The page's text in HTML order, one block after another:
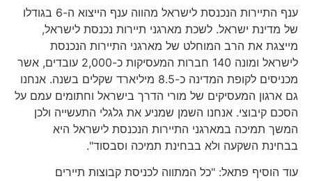
ענף התיירות הנכנסת לישראל מהווה ענף הייצוא ה-6 בגודלו
של מדינת ישראל. לשכת מארגני תיירות נכנסת לישראל,
מייצגת את הרב המוחלט של מארגני התיירות הנכנסת
לישראל ומונה 140 חברות המעסיקות כ-2,000 עובדים, אשר
מכניסים לקופת המדינה כ-8.5 מיליארד שקלים בשנה. אנחנו
גם ארגון המעסיקים של מורי הדרך בישראל וחתומים עמם על
הסכם קיבוצי. אנחנו השמן שמניע את גלגלי התעשייה ולכן
המשך תמיכה במארגני התיירות הנכנסת לישראל היא
בבחינת השקעה ולא בבחינת תמיכה וסבסוד".
עוד הוסיף פתאל: "כל המתווה לכניסת קבוצות תיירים